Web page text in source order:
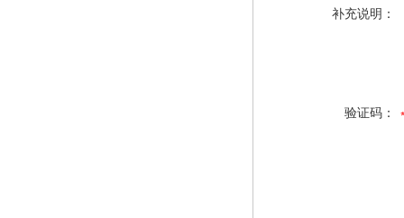
补充说明：
验证码：